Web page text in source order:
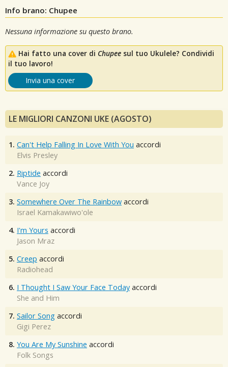
Info brano: Chupee
Nessuna informazione su questo brano.
Hai fatto una cover di Chupee sul tuo Ukulele? Condividi
il tuo lavoro!
Invia una cover
LE MIGLIORI CANZONI UKE (AGOSTO)
1. Can't Help Falling In Love With You accordi
Elvis Presley
2. Riptide accordi
Vance Joy
3. Somewhere Over The Rainbow accordi
Israel Kamakawiwo'ole
4. I'm Yours accordi
Jason Mraz
5. Creep accordi
Radiohead
6. I Thought I Saw Your Face Today accordi
She and Him
7. Sailor Song accordi
Gigi Perez
8. You Are My Sunshine accordi
Folk Songs